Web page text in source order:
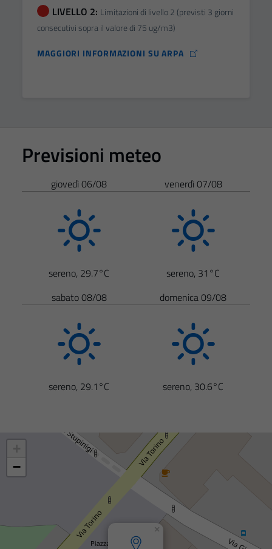
LIVELLO 2: Limitazioni di livello 2 (previsti 3 giorni
consecutivi sopra il valore di 75 ug/m3)
MAGGIORI INFORMAZIONI SU ARPA
Previsioni meteo
giovedì 06/08
sereno, 29.7°C
venerdì 07/08
sereno, 31°C
sabato 08/08
sereno, 29.1°C
domenica 09/08
sereno, 30.6°C
×
−